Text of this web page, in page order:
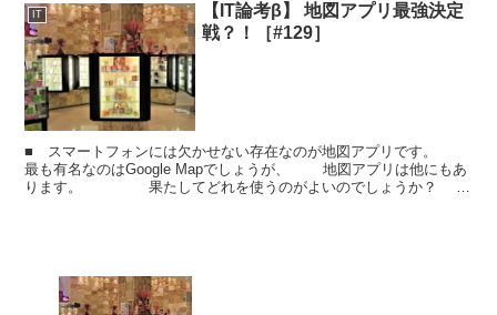
IT
【IT論考β】 地図アプリ最強決定
戦？！［#129］
■ スマートフォンには欠かせない存在なのが地図アプリです。
最も有名なのはGoogle Mapでしょうが、 地図アプリは他にもあ
ります。 果たしてどれを使うのがよいのでしょうか？